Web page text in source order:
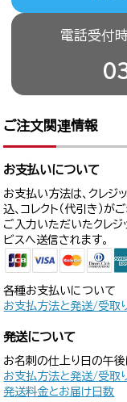
電話受付
ご注文関連情報
お支払いについて
お支払い方法は、クレジ
込、コレクト（代引き）が
ご入力いただいたクレ
ビスへ送信されます。
各種お支払いについて
お支払方法と発送/受取
発送について
お名刺の仕上り日の午後
お支払方法と発送/受取
発送料金とお届け日数